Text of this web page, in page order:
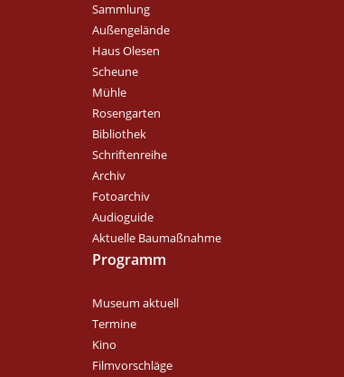
Sammlung
Außengelände
Haus Olesen
Scheune
Mühle
Rosengarten
Bibliothek
Schriftenreihe
Archiv
Fotoarchiv
Audioguide
Aktuelle Baumaßnahme
Programm
Museum aktuell
Termine
Kino
Filmvorschläge